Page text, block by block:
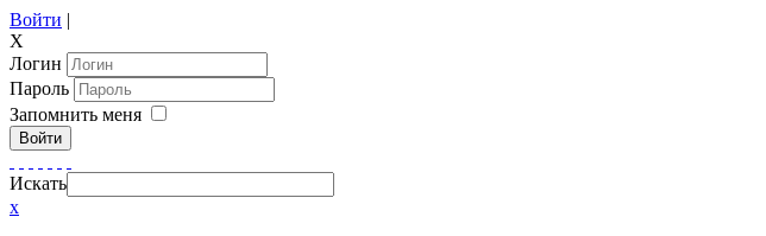
Войти |
X
Логин
Пароль
Запомнить меня
Войти
Искать
x